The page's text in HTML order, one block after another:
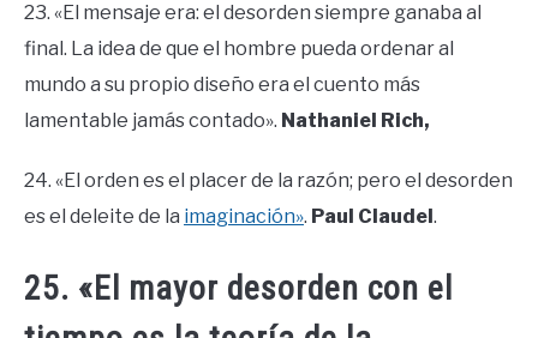
23. «El mensaje era: el desorden siempre ganaba al
final. La idea de que el hombre pueda ordenar al
mundo a su propio diseño era el cuento más
lamentable jamás contado». Nathaniel Rich,
24. «El orden es el placer de la razón; pero el desorden
es el deleite de la imaginación». Paul Claudel .
25. «El mayor desorden con el